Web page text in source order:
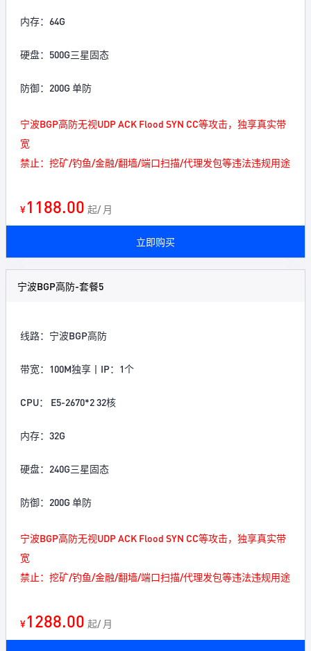
内存：64G
硬盘：500G三星固态
防御：200G 单防
宁波BGP高防无视UDP ACK Flood SYN CC等攻击，独享真实带
宽
禁止：挖矿/钓鱼/金融/翻墙/端口扫描/代理发包等违法违规用途
¥1188.00 起/ 月
立即购买
宁波BGP高防-套餐5
线路：宁波BGP高防
带宽：100M独享丨IP：1个
CPU： E5-2670*2 32核
内存：32G
硬盘：240G三星固态
防御：200G 单防
宁波BGP高防无视UDP ACK Flood SYN CC等攻击，独享真实带
宽
禁止：挖矿/钓鱼/金融/翻墙/端口扫描/代理发包等违法违规用途
¥1288.00 起/ 月